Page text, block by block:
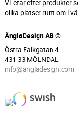
Vi letar efter produkter
olika platser runt om i
ÄnglaDesign AB ©
Östra Falkgatan 4
431 33 MÖLNDAL
info@angladesign.com